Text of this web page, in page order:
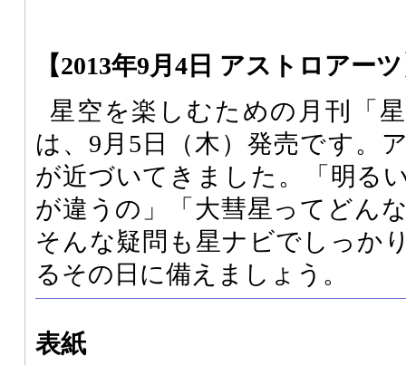
【2013年9月4日 アストロアー
星空を楽しむための月刊「
は、9月5日（木）発売です。
が近づいてきました。「明る
が違うの」「大彗星ってどん
そんな疑問も星ナビでしっか
るその日に備えましょう。
表紙